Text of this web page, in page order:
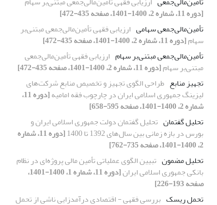
[دوره 11، شماره 2، 1400-1401، صفحه 435-472]
تأمین‌مالی‌جمعی سهامی ارزیابی فقهی تأمین‌مالی‌‌جمعی مبتنی‌بر
سهام[دوره 11، شماره 2، 1400-1401، صفحه 435-472]
تأمین‌مالی‌جمعی مبتنی‌بر سهام ارزیابی فقهی تأمین‌مالی‌‌جمعی
مبتنی‌بر سهام[دوره 11، شماره 2، 1400-1401، صفحه 435-472]
تجهیز منابع طراحی الگوی تجهیز و تخصیص منابع شرکت‌های
لیزینگ جمهوری اسلامی ایران در چارچوب فقه امامیه
[دوره 11،
شماره 2، 1400-1401، صفحه 595-658]
تحلیل گفتمان تحلیل گفتمان دولت جمهوری اسلامی ایران و
بورس در بازه زمانی بین سال‌های 1392 تا 1400
[دوره 11، شماره
2، 1400-1401، صفحه 735-762]
تحلیل مضمون تبیین الگوی عملیاتی تأمین مالی پروژه‌ای در نظام
بانکی جمهوری اسلامی ایران
[دوره 11، شماره 1، 1400-1401،
صفحه 193-226]
تحمل ریسک بررسی فقهی - اقتصادی درآمدزایی ناشی از تحمل